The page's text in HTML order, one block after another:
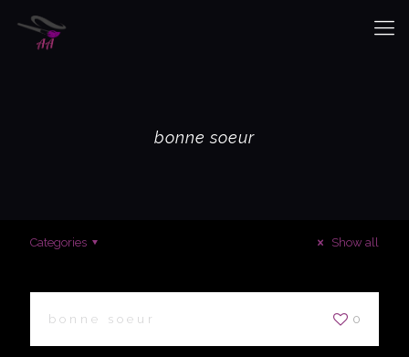
bonne soeur
Categories Show all
bonne soeur 0